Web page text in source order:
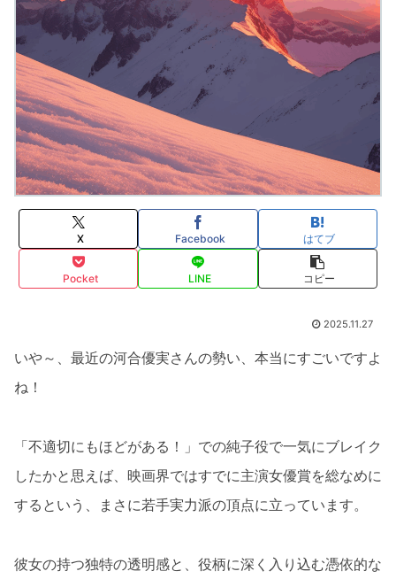
X Facebook はてブ
Pocket LINE コピー
2025.11.27
いや～、最近の河合優実さんの勢い、本当にすごいですよ
ね！
「不適切にもほどがある！」での純子役で一気にブレイク
したかと思えば、映画界ではすでに主演女優賞を総なめに
するという、まさに若手実力派の頂点に立っています。
彼女の持つ独特の透明感と、役柄に深く入り込む憑依的な